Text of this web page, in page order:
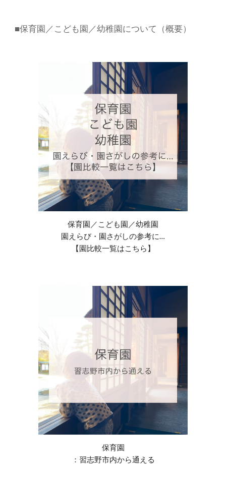
■保育園／こども園／幼稚園について（概要）
保育園／こども園／幼稚園
園えらび・園さがしの参考に…
【園比較一覧はこちら】
保育園
：習志野市内から通える